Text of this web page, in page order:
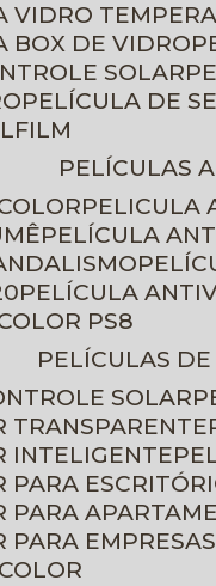
VIDRO
BOX DE VIDRO
SOLAR
PELÍCULA DE
PELÍCULAS
PELÍCULA
PELÍCULA
PS8
PELÍCULAS
SOLAR
TRANSPARENTE
INTELIGENTE
PARA
PARA
PARA EMPRESAS